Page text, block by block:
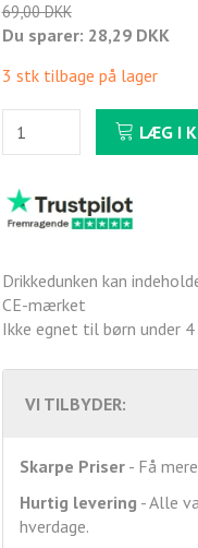
69,00 DKK
Du sparer: 28,29 DKK
3 stk tilbage på lager
LÆG I
Drikkedunken kan
CE-mærket
Ikke egnet til børn under 4
VI TILBYDER:
Skarpe Priser- Få
Hurtig levering - Alle
hverdage.